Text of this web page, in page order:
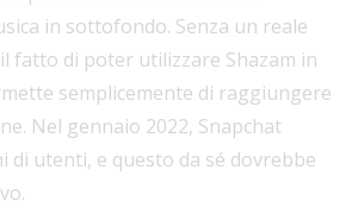
in sottofondo. Senza un reale
fatto di poter utilizzare Shazam in
semplicemente di raggiungere
Nel gennaio 2022, Snapchat
di utenti, e questo da sé dovrebbe